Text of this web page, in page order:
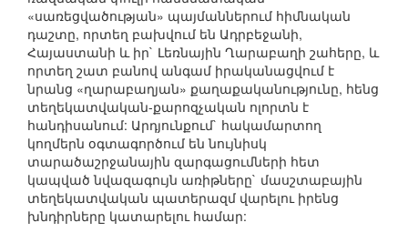
«սառեցվածության» պայմաններում հիմնական
դաշտը, որտեղ բախվում են Ադրբեջանի,
Հայաստանի և իր` Լեռնային Ղարաբաղի շահերը, և
որտեղ շատ բանով անգամ իրականացվում է
նրանց «ղարաբաղյան» քաղաքականությունը, հենց
տեղեկատվական-քարոզչական ոլորտն է
հանդիսանում: Արդյունքում` հակամարտող
կողմերն օգտագործում են նույնիսկ
տարածաշրջանային զարգացումների հետ
կապված նվազագույն առիթները` մասշտաբային
տեղեկատվական պատերազմ վարելու իրենց
խնդիրները կատարելու համար: